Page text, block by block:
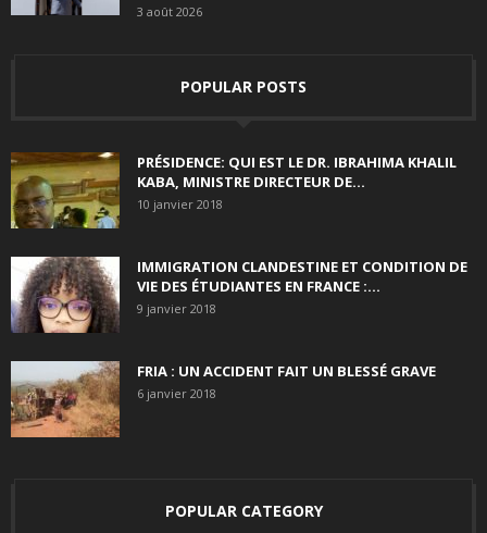
3 août 2026
POPULAR POSTS
PRÉSIDENCE: QUI EST LE DR. IBRAHIMA KHALIL
KABA, MINISTRE DIRECTEUR DE...
10 janvier 2018
IMMIGRATION CLANDESTINE ET CONDITION DE
VIE DES ÉTUDIANTES EN FRANCE :...
9 janvier 2018
FRIA : UN ACCIDENT FAIT UN BLESSÉ GRAVE
6 janvier 2018
POPULAR CATEGORY